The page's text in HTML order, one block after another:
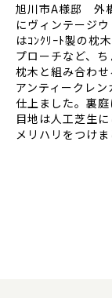
旭川市A様邸 外
にヴィンテージ
はｺﾝｸﾘｰﾄ製の枕
プローチなど、
枕木と組み合わせ
アンティークレ
仕上ました。裏庭
目地は人工芝生
メリハリをつけま